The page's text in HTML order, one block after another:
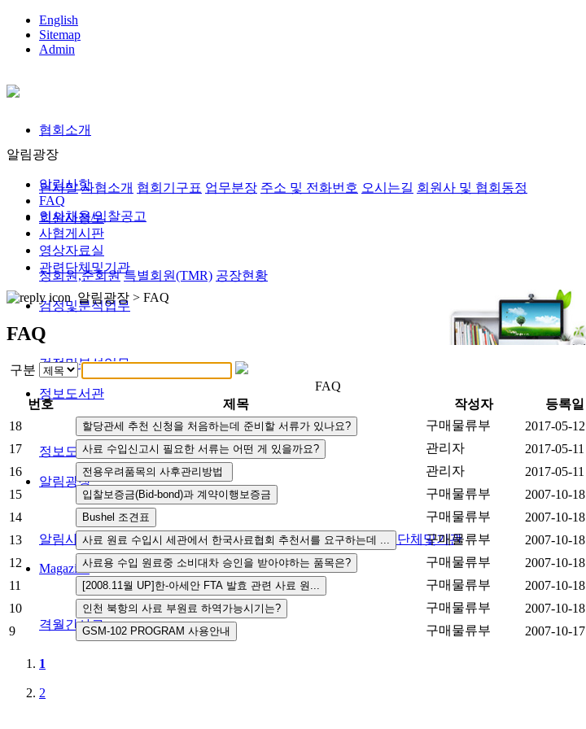
English
Sitemap
Admin
협회소개
인사말 사협소개 협회기구표 업무분장 주소 및 전화번호 오시는길 회원사 및 협회동정
회원사정보
정회원,준회원 특별회원(TMR) 공장현황
검정및분석업무
검정및분석업무
정보도서관
정보도서관
알림광장
알림사항 FAQ 인사채용/입찰공고 사협게시판 영상자료실 관련단체및기관
Magazine
격월간사료
알림광장
알림사항
FAQ
인사채용/입찰공고
사협게시판
영상자료실
관련단체및기관
알림광장 > FAQ
FAQ
구분
FAQ
번호
제목 작성자 등록일
18
구매물류부 2017-05-12
17
관리자 2017-05-11
16
관리자 2017-05-11
15
구매물류부 2007-10-18
14
구매물류부 2007-10-18
13
구매물류부 2007-10-18
12
구매물류부 2007-10-18
11
구매물류부 2007-10-18
10
구매물류부 2007-10-18
9
구매물류부 2007-10-17
1
2